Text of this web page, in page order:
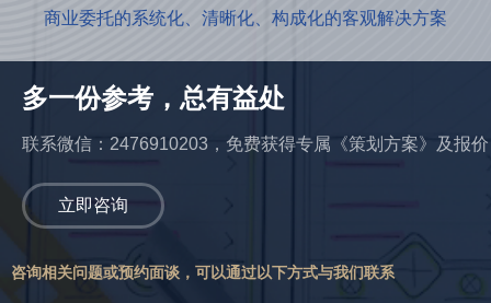
商业委托的系统化、清晰化、构成化的客观解决方案
多一份参考，总有益处
联系微信：2476910203，免费获得专属《策划方案》及报价
立即咨询
咨询相关问题或预约面谈，可以通过以下方式与我们联系